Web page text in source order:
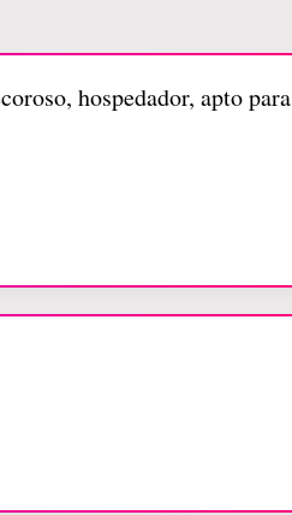
hospedador, apto para